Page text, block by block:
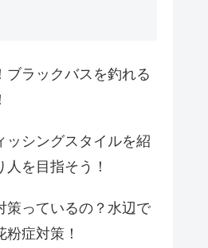
ブラックバスを釣れる
ッシングスタイルを紹
を目指そう！
策っているの？水辺で
粉症対策！